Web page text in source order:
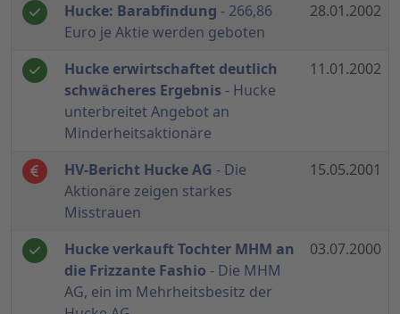
Hucke: Barabfindung - 266,86
Euro je Aktie werden geboten
28.01.2002
Hucke erwirtschaftet deutlich
schwächeres Ergebnis - Hucke
unterbreitet Angebot an
Minderheitsaktionäre
11.01.2002
HV-Bericht Hucke AG - Die
Aktionäre zeigen starkes
Misstrauen
15.05.2001
Hucke verkauft Tochter MHM an
die Frizzante Fashio - Die MHM
AG, ein im Mehrheitsbesitz der
03.07.2000